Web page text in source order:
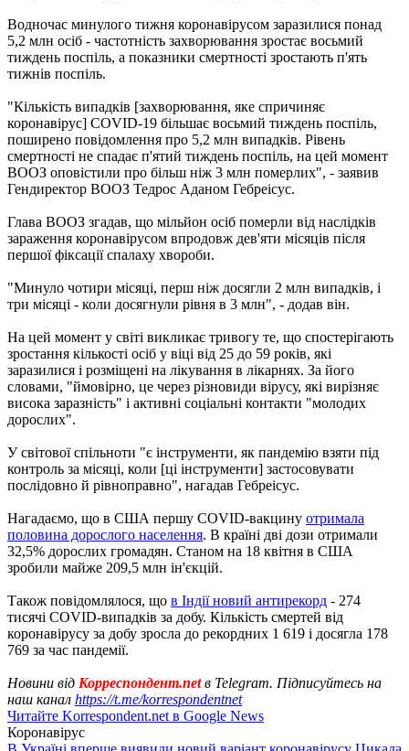
Водночас минулого тижня коронавірусом заразилися понад
5,2 млн осіб - частотність захворювання зростає восьмий
тиждень поспіль, а показники смертності зростають п'ять
тижнів поспіль.
"Кількість випадків [захворювання, яке спричиняє
коронавірус] COVID-19 більшає восьмий тиждень поспіль,
поширено повідомлення про 5,2 млн випадків. Рівень
смертності не спадає п'ятий тиждень поспіль, на цей момент
ВООЗ оповістили про більш ніж 3 млн померлих", - заявив
Гендиректор ВООЗ Тедрос Аданом Гебреісус.
Глава ВООЗ згадав, що мільйон осіб померли від наслідків
зараження коронавірусом впродовж дев'яти місяців після
першої фіксації спалаху хвороби.
"Минуло чотири місяці, перш ніж досягли 2 млн випадків, і
три місяці - коли досягнули рівня в 3 млн", - додав він.
На цей момент у світі викликає тривогу те, що спостерігають
зростання кількості осіб у ​​віці від 25 до 59 років, які
заразилися і розміщені на лікування в лікарнях. За його
словами, "ймовірно, це через різновиди вірусу, які вирізняє
висока заразність" і активні соціальні контакти "молодих
дорослих".
У світової спільноти "є інструменти, як пандемію взяти під
контроль за місяці, коли [ці інструменти] застосовувати
послідовно й рівноправно", нагадав Гебреісус.
Нагадаємо, що в США першу COVID-вакцину отримала
половина дорослого населення. В країні дві дози отримали
32,5% дорослих громадян. Станом на 18 квітня в США
зробили майже 209,5 млн ін'єкцій.
Також повідомлялося, що в Індії новий антирекорд - 274
тисячі COVID-випадків за добу. Кількість смертей від
коронавірусу за добу зросла до рекордних 1 619 і досягла 178
769 за час пандемії.
Новини від Корреспондент.netв Telegram. Підписуйтесь на
наш канал https://t.me/korrespondentnet
Читайте Korrespondent.net в Google News
Коронавірус